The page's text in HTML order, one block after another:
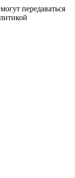
передаваться